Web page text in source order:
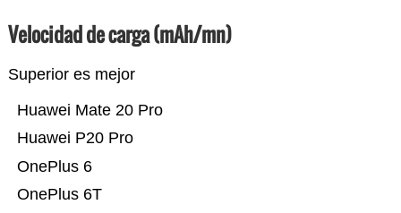
Velocidad de carga (mAh/mn)
Superior es mejor
OnePlus 6T
OnePlus 6
Huawei P20 Pro
Huawei Mate 20 Pro